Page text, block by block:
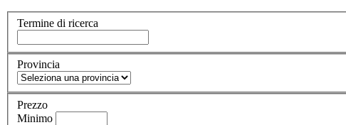
Termine di ricerca
Provincia
Prezzo
Minimo